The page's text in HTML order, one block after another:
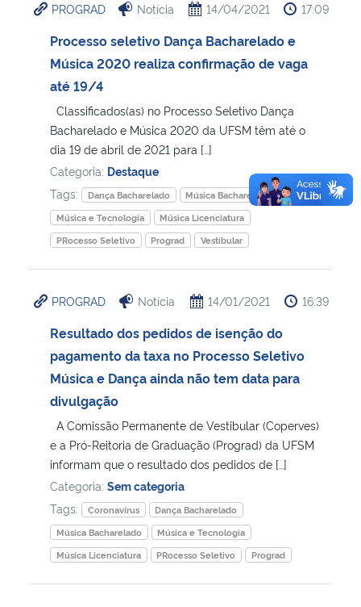
PROGRAD Notícia 14/04/2021 17:09
Processo seletivo Dança Bacharelado e
Música 2020 realiza confirmação de vaga
até 19/4
Classificados(as) no Processo Seletivo Dança
Bacharelado e Música 2020 da UFSM têm até o
dia 19 de abril de 2021 para […]
Categoria: Destaque
Tags:
Dança Bacharelado
Música Bacharelado
Música e Tecnologia
Música Licenciatura
PRocesso Seletivo
Prograd Vestibular
PROGRAD Notícia 14/01/2021 16:39
Resultado dos pedidos de isenção do
pagamento da taxa no Processo Seletivo
Música e Dança ainda não tem data para
divulgação
A Comissão Permanente de Vestibular (Coperves)
e a Pró-Reitoria de Graduação (Prograd) da UFSM
informam que o resultado dos pedidos de […]
Categoria: Sem categoria
Tags:
Coronavírus
Dança Bacharelado
Música Bacharelado
Música e Tecnologia
Música Licenciatura
PRocesso Seletivo Prograd